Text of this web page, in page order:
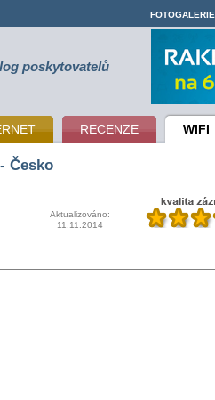
poskytovatelů
RECENZE WIFI
FOTOGALERIE
Česko
Aktualizováno:
11.11.2014